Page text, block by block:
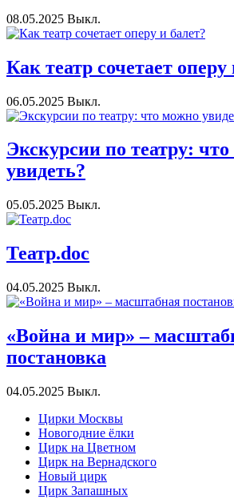
08.05.2025 Выкл.
Как театр сочетает оперу
06.05.2025 Выкл.
Экскурсии по театру:
увидеть?
05.05.2025 Выкл.
Театр.doc
04.05.2025 Выкл.
«Война и мир» –
постановка
04.05.2025 Выкл.
Цирки Москвы
Новогодние ёлки
Цирк на Цветном
Цирк на Вернадского
Новый цирк
Цирк Запашных